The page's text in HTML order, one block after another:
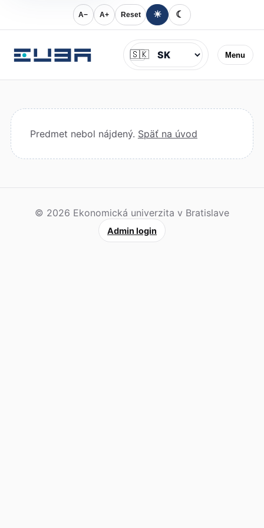
A− A+ Reset ☀ ☾
Menu
Jazyk
🇸🇰
Predmet nebol nájdený. Späť na úvod
© 2026 Ekonomická univerzita v Bratislave
Admin login